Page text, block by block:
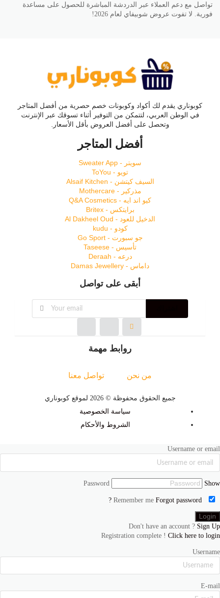
تواصل مع دعم العملاء عبر الدردشة المباشرة للحصول على مساعدة
فورية. لا تفوت عروض شوبيفاي لعام 2026!
كوبوناري يقدم لك أكواد وكوبونات خصم حصرية من أفضل المتاجر
في الوطن العربي، لتتمكن من التوفير أثناء تسوقك عبر الإنترنت
وتحصل على أفضل العروض بأقل الأسعار.
أفضل المتاجر
سويتر - Sweater App
تويو - ToYou
السيف كيتشن - Alsaif Kitchen
مذركير - Mothercare
كيو اند ايه - Q&A Cosmetics
برايتكس - Britex
الدخيل للعود - Al Dakheel Oud
كودو - kudu
جو سبورت - Go Sport
تأسيس - Taseese
درعه - Deraah
داماس - Damas Jewellery
أبقى على تواصل
روابط مهمة
من نحن تواصل معنا
جميع الحقوق محفوظة © 2026 لموقع كوبوناري
سياسة الخصوصية
الشروط والأحكام
Username or email
Password Show
Forgot password ?
Don't have an account ? Sign Up
Registration complete ! Click here to login
Username
E-mail